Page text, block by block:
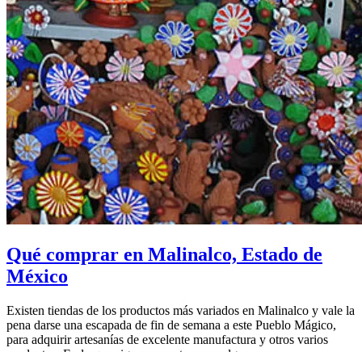
Qué comprar en Malinalco, Estado de
México
Existen tiendas de los productos más variados en Malinalco y vale la
pena darse una escapada de fin de semana a este Pueblo Mágico,
para adquirir artesanías de excelente manufactura y otros varios